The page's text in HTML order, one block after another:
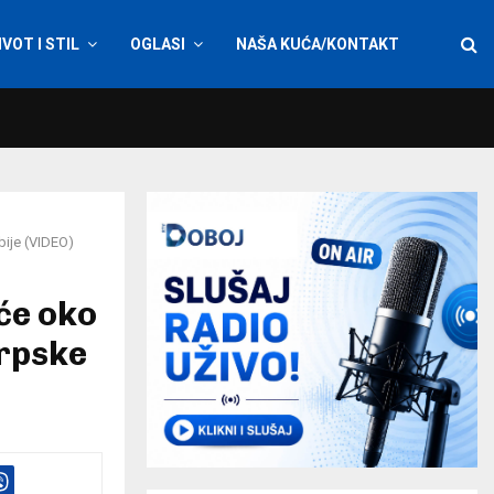
I STIL OGLASI NAŠA KUĆA/KONTAKT
(VIDEO)
oko